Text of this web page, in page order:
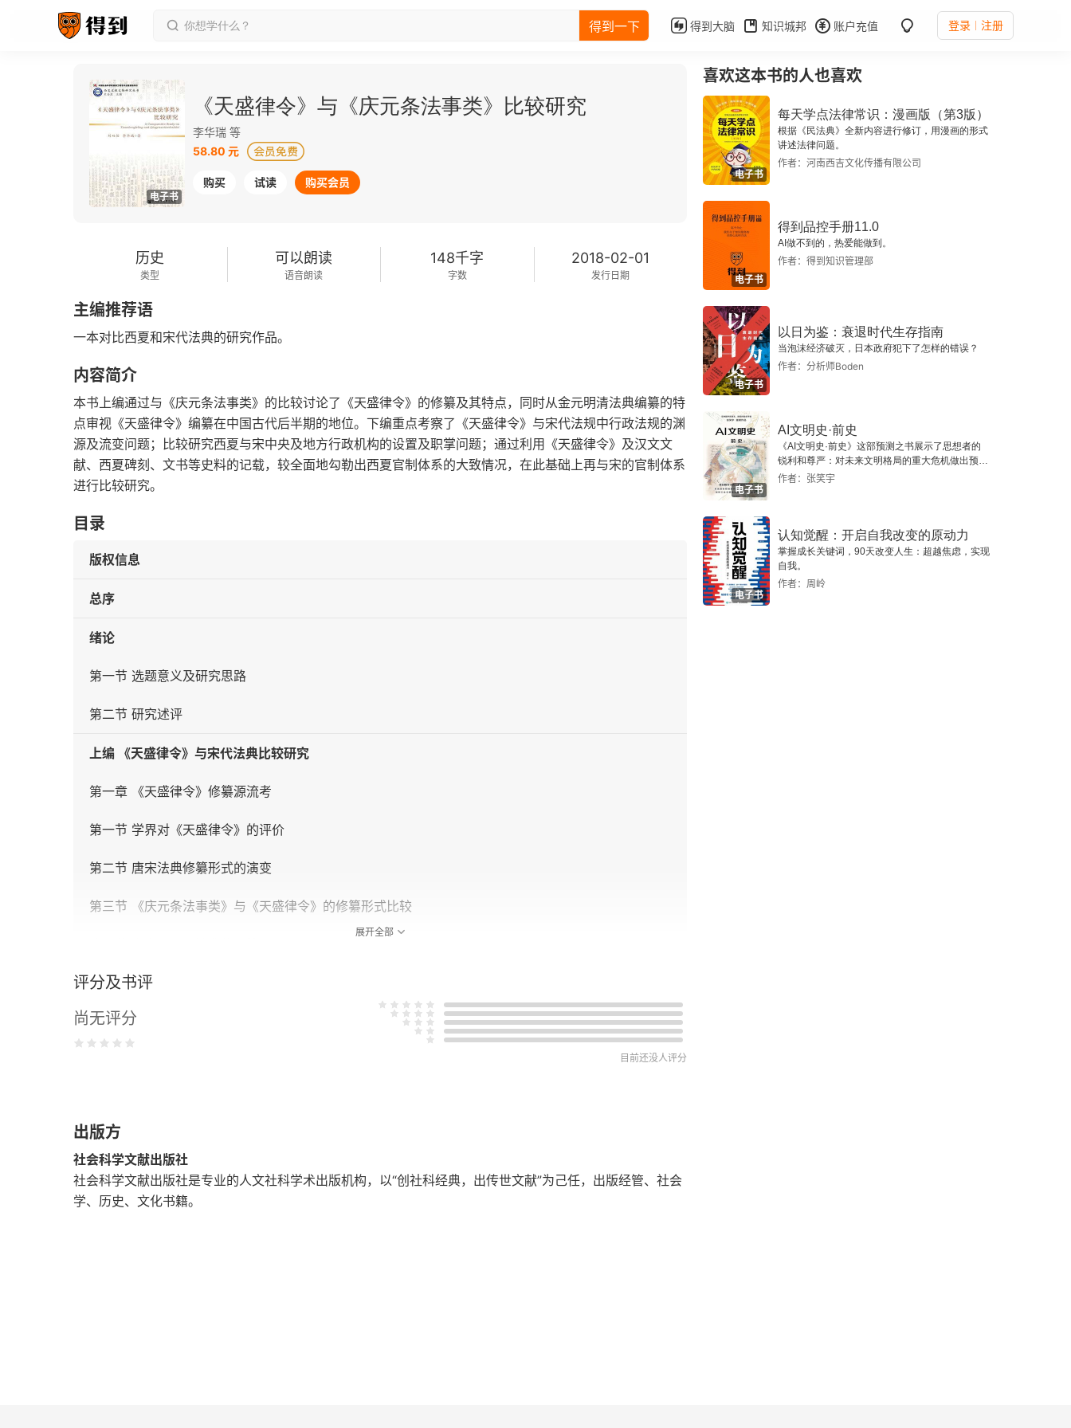
得到一下 得到大脑 知识城邦 账户充值 登录 注册
电子书
《天盛律令》与《庆元条法事类》比较研究
李华瑞 等
58.80 元
购买 试读 购买会员
历史
类型
可以朗读
语音朗读
148千字
字数
2018-02-01
发行日期
主编推荐语
一本对比西夏和宋代法典的研究作品。
内容简介
本书上编通过与《庆元条法事类》的比较讨论了《天盛律令》的修纂及其特点，同时从金元明清法典编纂的特
点审视《天盛律令》编纂在中国古代后半期的地位。下编重点考察了《天盛律令》与宋代法规中行政法规的渊
源及流变问题；比较研究西夏与宋中央及地方行政机构的设置及职掌问题；通过利用《天盛律令》及汉文文
献、西夏碑刻、文书等史料的记载，较全面地勾勒出西夏官制体系的大致情况，在此基础上再与宋的官制体系
进行比较研究。
目录
版权信息
总序
绪论
第一节 选题意义及研究思路
第二节 研究述评
上编 《天盛律令》与宋代法典比较研究
第一章 《天盛律令》修纂源流考
第一节 学界对《天盛律令》的评价
第二节 唐宋法典修纂形式的演变
第三节 《庆元条法事类》与《天盛律令》的修纂形式比较
第二章 《天盛律令》的编纂特点
第一节 《天盛律令》内容特点
第四节 《天盛律令》不设总门分类的原因
第三章 《天盛律令》与宋代法典之比较
第一节 法典的编纂体例及内容比较
展开全部
评分及书评
尚无评分
目前还没人评分
出版方
社会科学文献出版社
社会科学文献出版社是专业的人文社科学术出版机构，以“创社科经典，出传世文献”为己任，出版经管、社会
学、历史、文化书籍。
喜欢这本书的人也喜欢
电子书
每天学点法律常识：漫画版（第3版）
根据《民法典》全新内容进行修订，用漫画的形式
讲述法律问题。
作者：河南西吉文化传播有限公司
电子书
得到品控手册11.0
AI做不到的，热爱能做到。
作者：得到知识管理部
电子书
以日为鉴：衰退时代生存指南
当泡沫经济破灭，日本政府犯下了怎样的错误？
作者：分析师Boden
电子书
AI文明史·前史
《AI文明史·前史》这部预测之书展示了思想者的
锐利和尊严：对未来文明格局的重大危机做出预
警，提示人类做出智慧的选择。
作者：张笑宇
电子书
认知觉醒：开启自我改变的原动力
掌握成长关键词，90天改变人生：超越焦虑，实现
自我。
作者：周岭